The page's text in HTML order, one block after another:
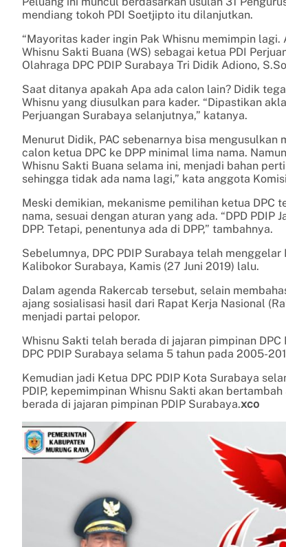
mendiang tokoh PDI Soetjipto itu dilanjutkan.
“Mayoritas kader ingin Pak Whisnu memimpin
Whisnu Sakti Buana (WS) sebagai ketua PDI
Olahraga DPC PDIP Surabaya Tri Didik Adiono,
Saat ditanya apakah Apa ada calon lain? Didik
Whisnu yang diusulkan para kader. “Dipastikan
Perjuangan Surabaya selanjutnya,” katanya.
Menurut Didik, PAC sebenarnya bisa
calon ketua DPC ke DPP minimal lima nama.
Whisnu Sakti Buana selama ini, menjadi bahan
sehingga tidak ada nama lagi,” kata anggota
Meski demikian, mekanisme pemilihan ketua DPC
nama, sesuai dengan aturan yang ada. “DPD
DPP. Tetapi, penentunya ada di DPP,” tambahnya.
Sebelumnya, DPC PDIP Surabaya telah
Kalibokor Surabaya, Kamis (27 Juni 2019) lalu.
Dalam agenda Rakercab tersebut, selain
ajang sosialisasi hasil dari Rapat Kerja Nasional
menjadi partai pelopor.
Whisnu Sakti telah berada di jajaran pimpinan
DPC PDIP Surabaya selama 5 tahun pada 2005-
Kemudian jadi Ketua DPC PDIP Kota Surabaya
PDIP, kepemimpinan Whisnu Sakti akan
berada di jajaran pimpinan PDIP Surabaya.xco